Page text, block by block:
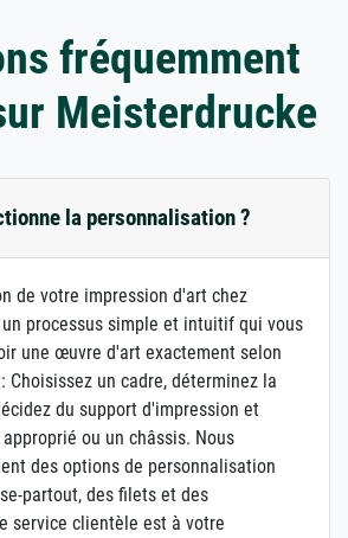
fréquemment
Meisterdrucke
la personnalisation ?
de votre impression d'art chez
processus simple et intuitif qui vous
une œuvre d'art exactement selon
Choisissez un cadre, déterminez la
du support d'impression et
ou un châssis. Nous
des options de personnalisation
partout, des filets et des
service clientèle est à votre